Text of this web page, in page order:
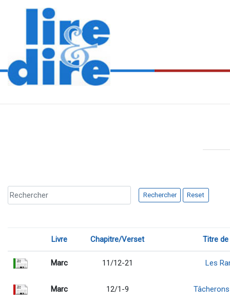
Rechercher Reset
Livre Chapitre/Verset Titre
Marc 11/12-21 Les
Marc 12/1-9